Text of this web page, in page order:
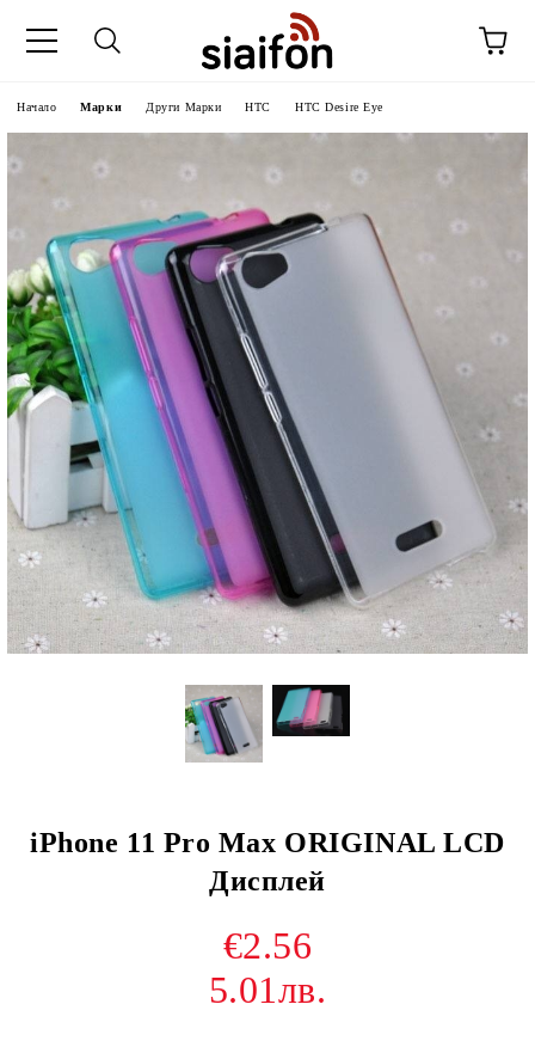
Начало Марки Други Марки HTC HTC Desire Eye
iPhone 11 Pro Max ORIGINAL LCD
Дисплей
€2.56
5.01лв.